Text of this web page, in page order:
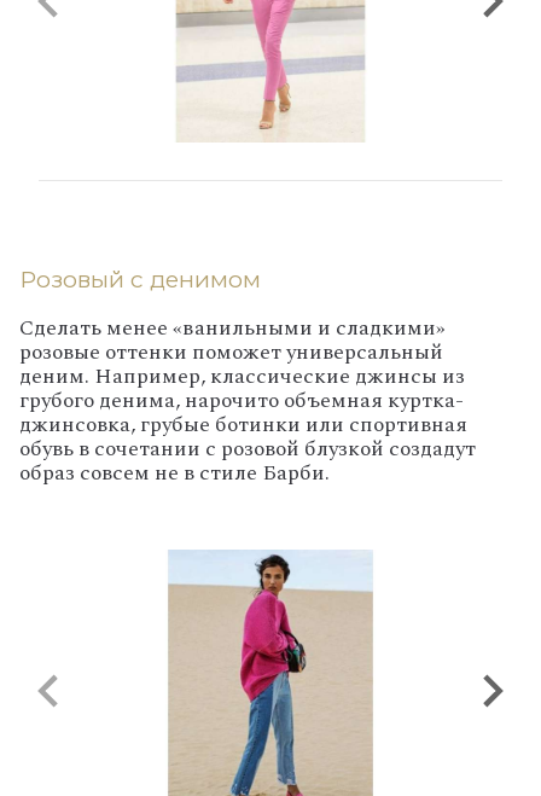
Розовый с денимом
Сделать менее «ванильными и сладкими»
розовые оттенки поможет универсальный
деним. Например, классические джинсы из
грубого денима, нарочито объемная куртка-
джинсовка, грубые ботинки или спортивная
обувь в сочетании с розовой блузкой создадут
образ совсем не в стиле Барби.